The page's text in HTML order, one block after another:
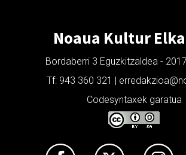
Noaua Kultur
Bordaberri 3 Eguzkitzaldea -
Tf: 943 360 321 |
Codesyntaxek garatua